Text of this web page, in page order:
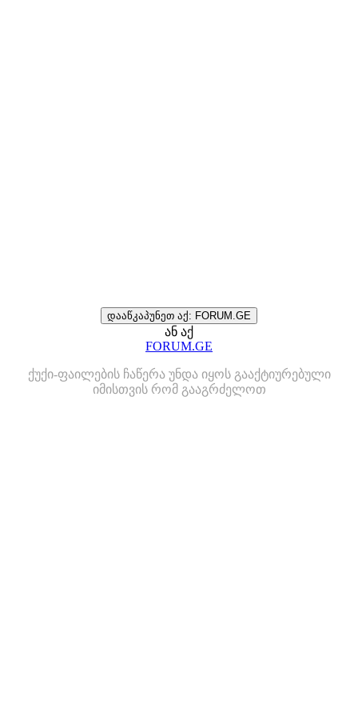
დააწკაპუნეთ აქ: FORUM.GE
ან აქ
FORUM.GE
ქუქი-ფაილების ჩაწერა უნდა იყოს გააქტიურებული
იმისთვის რომ გააგრძელოთ